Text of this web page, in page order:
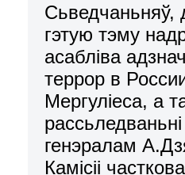
Сьведчаньняў,
гэтую тэму
асабліва
террор в
Мергуліеса, а
генэралам
Камісіі